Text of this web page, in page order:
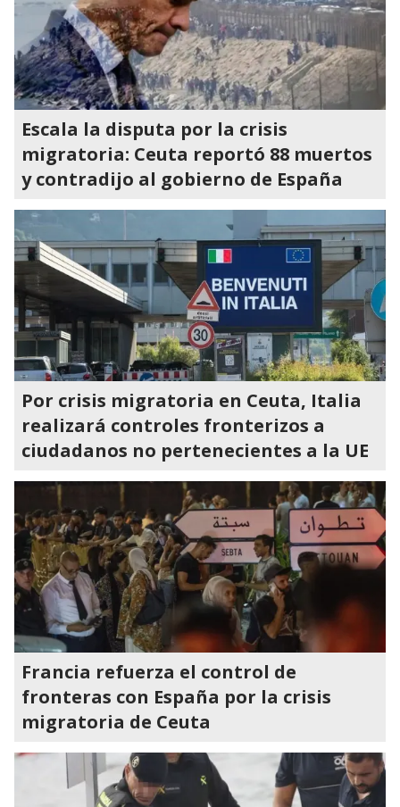
Escala la disputa por la crisis
migratoria: Ceuta reportó 88 muertos
y contradijo al gobierno de España
Por crisis migratoria en Ceuta, Italia
realizará controles fronterizos a
ciudadanos no pertenecientes a la UE
Francia refuerza el control de
fronteras con España por la crisis
migratoria de Ceuta